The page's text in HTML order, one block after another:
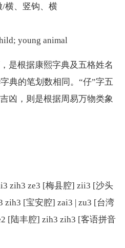
横、竖钩、横
young animal
是根据康熙字典及五格姓名
典的笔划数相同。“仔”字五
凶，则是根据周易万物类象
zih3 ze3 [梅县腔] zii3 [沙头
zih3 [宝安腔] zai3 | zu3 [台湾
[陆丰腔] zih3 zih3 [客语拼音